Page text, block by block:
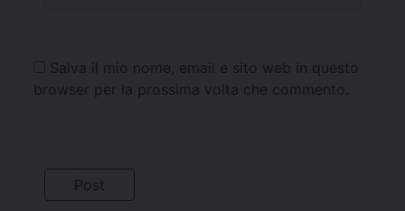
Salva il mio nome, email e sito web in questo
browser per la prossima volta che commento.